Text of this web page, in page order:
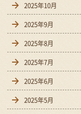
2025年10月
2025年9月
2025年8月
2025年7月
2025年6月
2025年5月